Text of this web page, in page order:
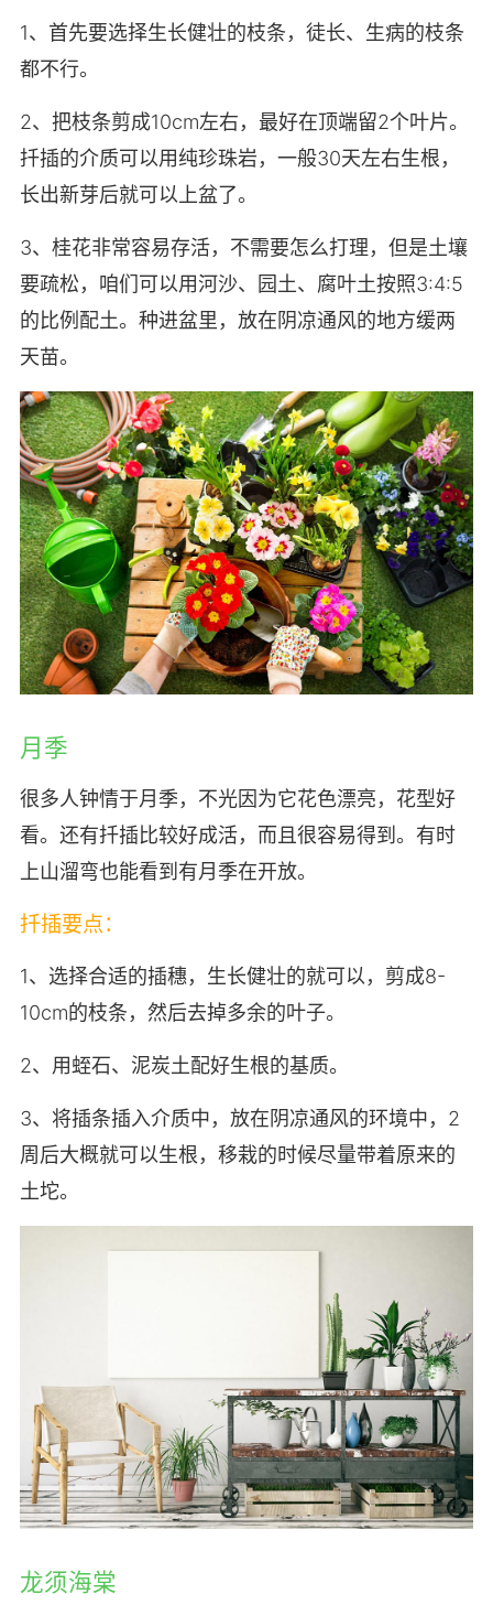
1、首先要选择生长健壮的枝条，徒长、生病的枝条
都不行。
2、把枝条剪成10cm左右，最好在顶端留2个叶片。
扦插的介质可以用纯珍珠岩，一般30天左右生根，
长出新芽后就可以上盆了。
3、桂花非常容易存活，不需要怎么打理，但是土壤
要疏松，咱们可以用河沙、园土、腐叶土按照3:4:5
的比例配土。种进盆里，放在阴凉通风的地方缓两
天苗。
月季
很多人钟情于月季，不光因为它花色漂亮，花型好
看。还有扦插比较好成活，而且很容易得到。有时
上山溜弯也能看到有月季在开放。
扦插要点：
1、选择合适的插穗，生长健壮的就可以，剪成8-
10cm的枝条，然后去掉多余的叶子。
2、用蛭石、泥炭土配好生根的基质。
3、将插条插入介质中，放在阴凉通风的环境中，2
周后大概就可以生根，移栽的时候尽量带着原来的
土坨。
龙须海棠